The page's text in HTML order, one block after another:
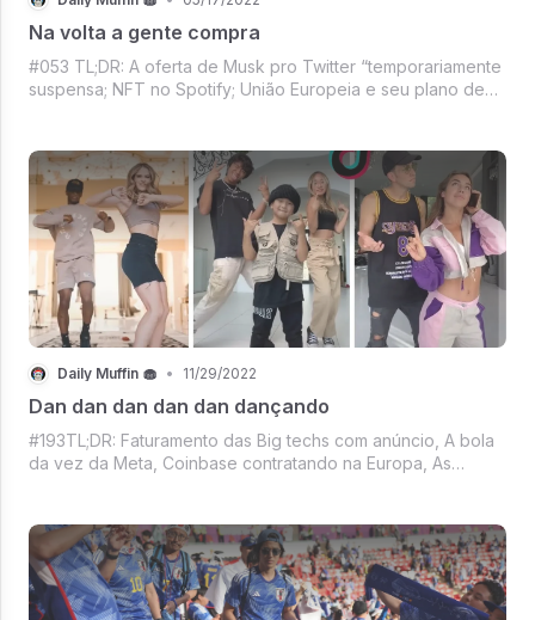
Na volta a gente compra
#053 TL;DR: A oferta de Musk pro Twitter “temporariamente
suspensa; NFT no Spotify; União Europeia e seu plano de
esperando.
Daily Muffin 🧁 • 11/29/2022
Dan dan dan dan dan dançando
#193TL;DR: Faturamento das Big techs com anúncio, A bola
da vez da Meta, Coinbase contratando na Europa, As
Crypto e mais um começo de seman